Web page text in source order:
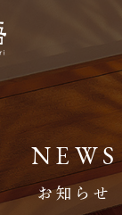
NEWS
お知らせ